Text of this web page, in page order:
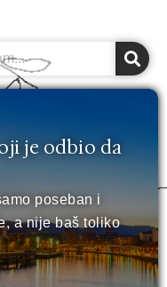
je odbio da
poseban i
a nije baš toliko